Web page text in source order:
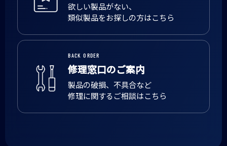
欲しい製品がない、
類似製品をお探しの方はこちら
BACK ORDER
修理窓口のご案内
製品の破損、不具合など
修理に関するご相談はこちら